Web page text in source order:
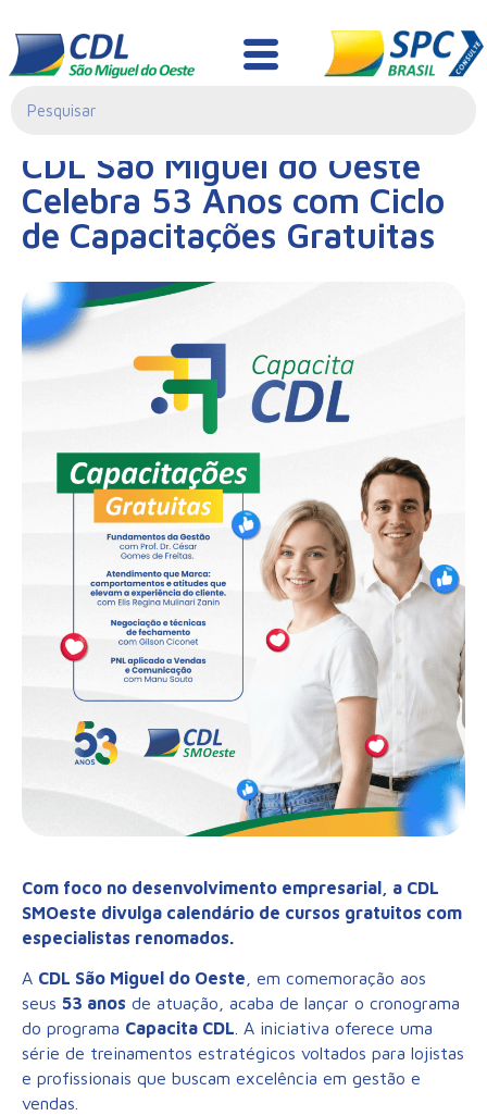
Notícias
CDL São Miguel do Oeste
Celebra 53 Anos com Ciclo
de Capacitações Gratuitas
Com foco no desenvolvimento empresarial, a CDL
SMOeste divulga calendário de cursos gratuitos com
especialistas renomados.
A CDL São Miguel do Oeste , em comemoração aos
seus 53 anos de atuação, acaba de lançar o cronograma
do programa Capacita CDL . A iniciativa oferece uma
série de treinamentos estratégicos voltados para lojistas
e profissionais que buscam excelência em gestão e
vendas.